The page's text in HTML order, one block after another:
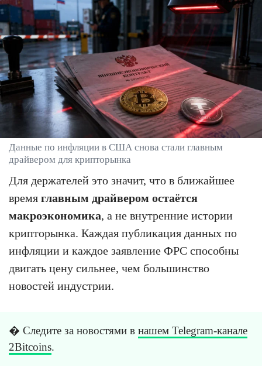
Данные по инфляции в США снова стали главным
драйвером для крипторынка
Для держателей это значит, что в ближайшее
время главным драйвером остаётся
макроэкономика, а не внутренние истории
крипторынка. Каждая публикация данных по
инфляции и каждое заявление ФРС способны
двигать цену сильнее, чем большинство
новостей индустрии.
� Следите за новостями в нашем Telegram-канале
2Bitcoins.